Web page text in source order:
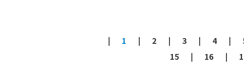
1 2 3 4
15
16